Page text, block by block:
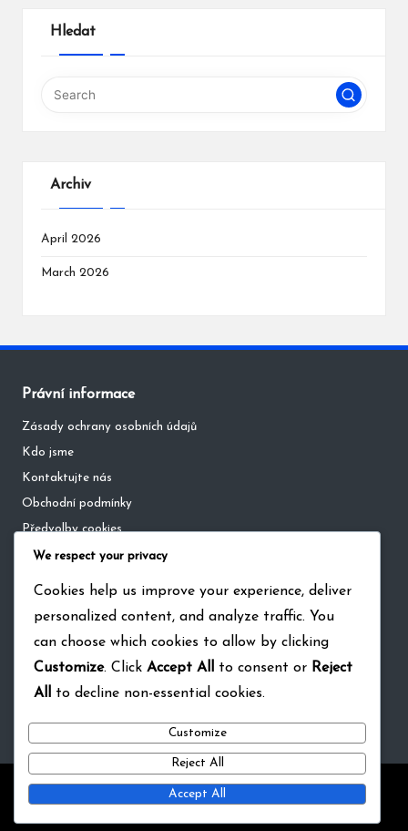
Hledat
Archiv
April 2026
March 2026
Právní informace
Zásady ochrany osobních údajů
Kdo jsme
Kontaktujte nás
Obchodní podmínky
Předvolby cookies
Kategorie
Jednodenní mezinárodní zápasy
T20 zápasy
Testovací zápasy
Copyright 2026 — pustkacku.cz. All rights reserved.
We respect your privacy
Cookies help us improve your experience, deliver
personalized content, and analyze traffic. You
can choose which cookies to allow by clicking
Customize. Click Accept All to consent or Reject
All
to decline non-essential cookies.
Customize
Reject All
Accept All